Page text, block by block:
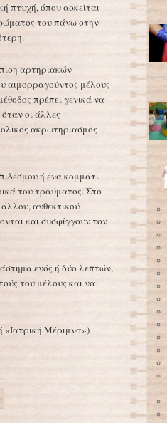
πτυχή, όπου ασκείται
του πάνω στην
αρτηριακών
αιμορραγούντος μέλους
πρέπει γενικά να
οι άλλες
ακρωτηριασμός
ή ένα κομμάτι
του τραύματος. Στο
ανθεκτικού
και συσφίγγουν τον
ενός ή δύο λεπτών,
του μέλους και να
«Ιατρική Μέριμνα»)